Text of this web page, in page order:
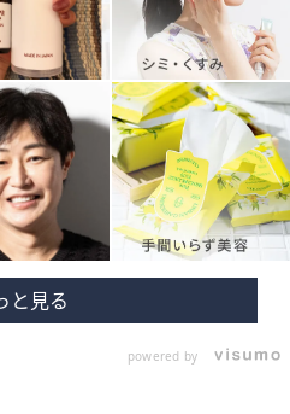
powered by